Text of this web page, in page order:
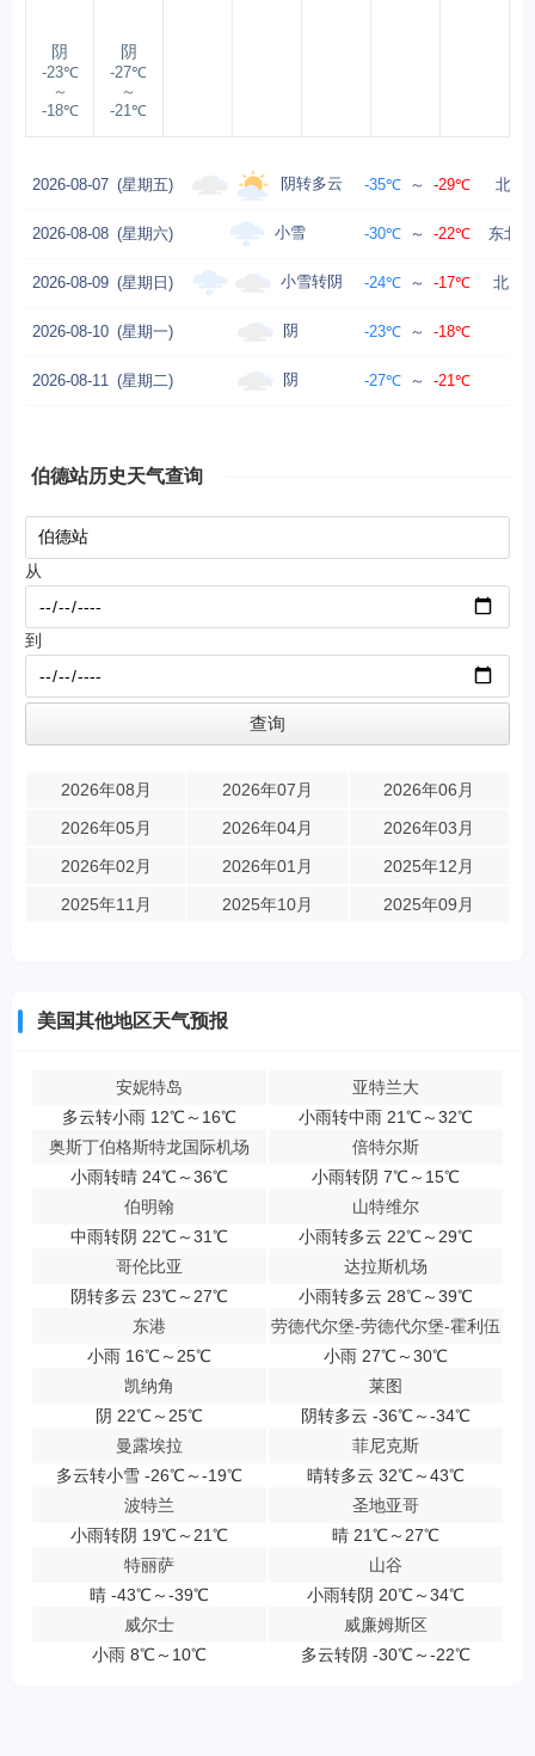
阴
-23℃
～
-18℃
阴
-27℃
～
-21℃
2026-08-07 (星期五) 阴转多云 -35℃ ～ -29℃ 北风
2026-08-08 (星期六) 小雪 -30℃ ～ -22℃ 东北
2026-08-09 (星期日) 小雪转阴 -24℃ ～ -17℃ 北风
2026-08-10 (星期一) 阴 -23℃ ～ -18℃
2026-08-11 (星期二) 阴 -27℃ ～ -21℃
伯德站历史天气查询
从
到
2026年08月 2026年07月
2026年06月
2026年05月
2026年04月
2026年03月
2026年02月
2026年01月
2025年12月
2025年11月
2025年10月 2025年09月
美国其他地区天气预报
安妮特岛
多云转小雨 12℃～16℃
亚特兰大
小雨转中雨 21℃～32℃
奥斯丁伯格斯特龙国际机场
小雨转晴 24℃～36℃
倍特尔斯
小雨转阴 7℃～15℃
伯明翰
中雨转阴 22℃～31℃
山特维尔
小雨转多云 22℃～29℃
哥伦比亚
阴转多云 23℃～27℃
达拉斯机场
小雨转多云 28℃～39℃
东港
小雨 16℃～25℃
劳德代尔堡-劳德代尔堡-霍利伍
小雨 27℃～30℃
凯纳角
阴 22℃～25℃
莱图
阴转多云 -36℃～-34℃
曼露埃拉
多云转小雪 -26℃～-19℃
菲尼克斯
晴转多云 32℃～43℃
波特兰
小雨转阴 19℃～21℃
圣地亚哥
晴 21℃～27℃
特丽萨
晴 -43℃～-39℃
山谷
小雨转阴 20℃～34℃
威尔士
小雨 8℃～10℃
威廉姆斯区
多云转阴 -30℃～-22℃